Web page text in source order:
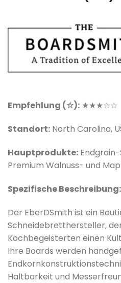
Empfehlung (☆): ★★★☆☆
Standort: North Carolina,
Hauptprodukte:
Premium Walnuss- und
Spezifische Beschreibung:
Der EberDSmith ist ein
Schneidebretthersteller,
Kochbegeisterten einen
Ihre Boards werden
Haltbarkeit und